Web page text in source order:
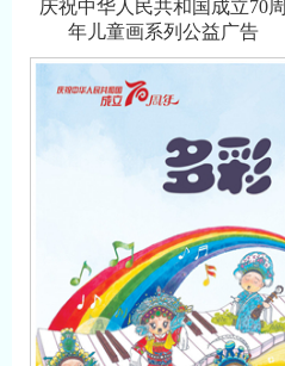
庆祝中华人民共和国成立70周
年儿童画系列公益广告